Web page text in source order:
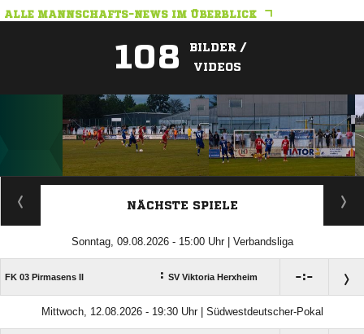
ALLE MANNSCHAFTS-NEWS IM ÜBERBLICK
108
BILDER /
VIDEOS
ANZEIGE
NÄCHSTE SPIELE
Sonntag, 09.08.2026 - 15:00 Uhr | Verbandsliga
FK 03 Pirmasens II : SV Viktoria Herxheim :
Mittwoch, 12.08.2026 - 19:30 Uhr | Südwestdeutscher-Pokal